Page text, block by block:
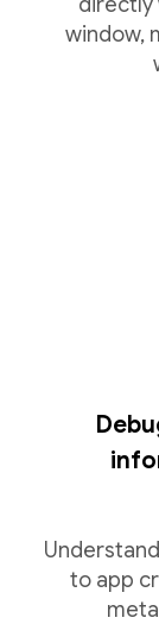
window,
to app